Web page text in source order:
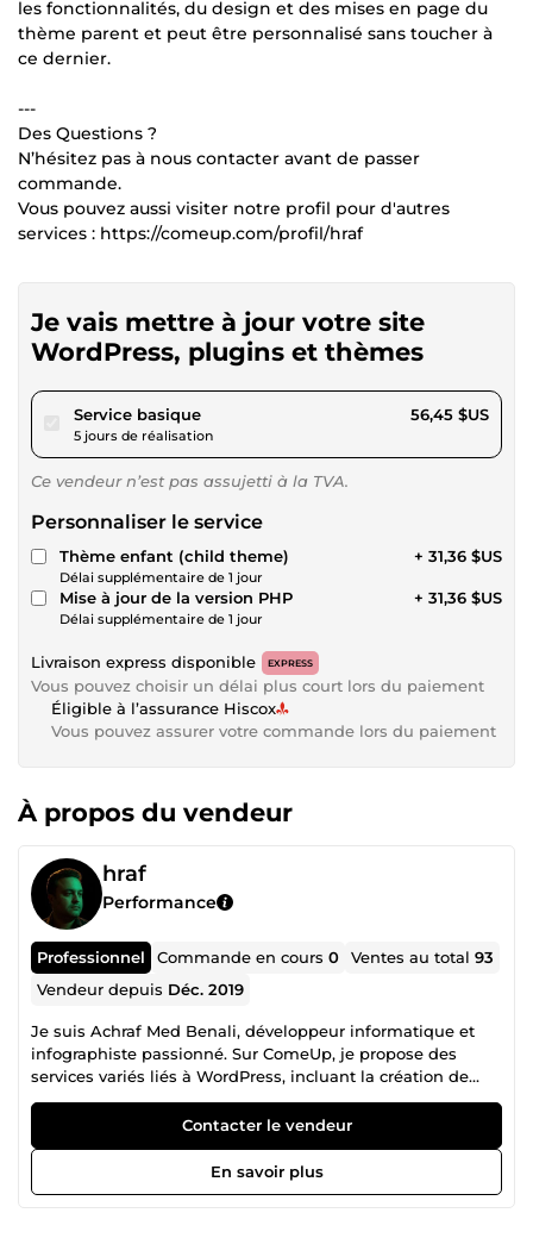
les fonctionnalités, du design et des mises en page du
thème parent et peut être personnalisé sans toucher à
ce dernier.
---
Des Questions ?
N’hésitez pas à nous contacter avant de passer
commande.
Vous pouvez aussi visiter notre profil pour d'autres
services : https://comeup.com/profil/hraf
Je vais mettre à jour votre site
WordPress, plugins et thèmes
Service basiquepour 52,02 $US
5 jours de réalisation
56,45 $US
Ce vendeur n’est pas assujetti à la TVA.
Personnaliser le service
Thème enfant (child theme)
Délai supplémentaire de 1 jour
+ 31,36 $US
Mise à jour de la version PHP
Délai supplémentaire de 1 jour
+ 31,36 $US
Livraison express disponible EXPRESS
Vous pouvez choisir un délai plus court lors du paiement
Éligible à l’assurance Hiscox
Vous pouvez assurer votre commande lors du paiement
À propos du vendeur
hraf
Performance
Professionnel Commande en cours0 Ventes au total93
Vendeur depuis Déc. 2019
Je suis Achraf Med Benali, développeur informatique et
infographiste passionné. Sur ComeUp, je propose des
services variés liés à WordPress, incluant la création de
sites web, la sauvegarde de sites web, la correction
d'erreurs, et la refonte de sites avec Divi ou Elementor.
J'offre également la création de boutiques en ligne, la
traduction de sites, et la conception graphique pour divers
supports publicitaires. Je respecte toujours les délais de
Contacter le vendeur
En savoir plus